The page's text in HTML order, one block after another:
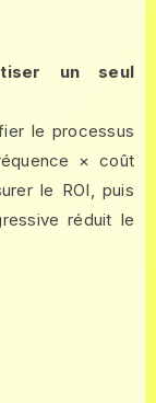
un seul
le processus
× coût
le ROI, puis
réduit le